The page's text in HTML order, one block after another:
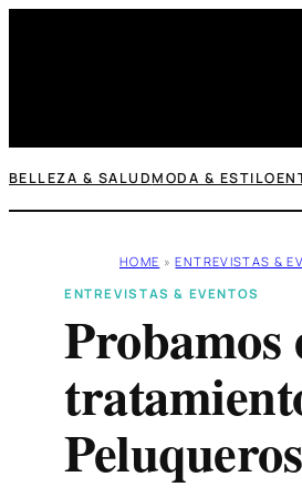
BELLEZA & SALUDMODA & ESTILO
HOME » ENTREVISTAS &
ENTREVISTAS & EVENTOS